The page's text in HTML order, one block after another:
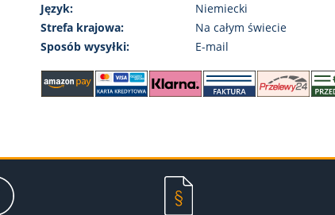
Język:
Niemiecki
Strefa krajowa:
Na całym świecie
Sposób wysyłki:
E-mail